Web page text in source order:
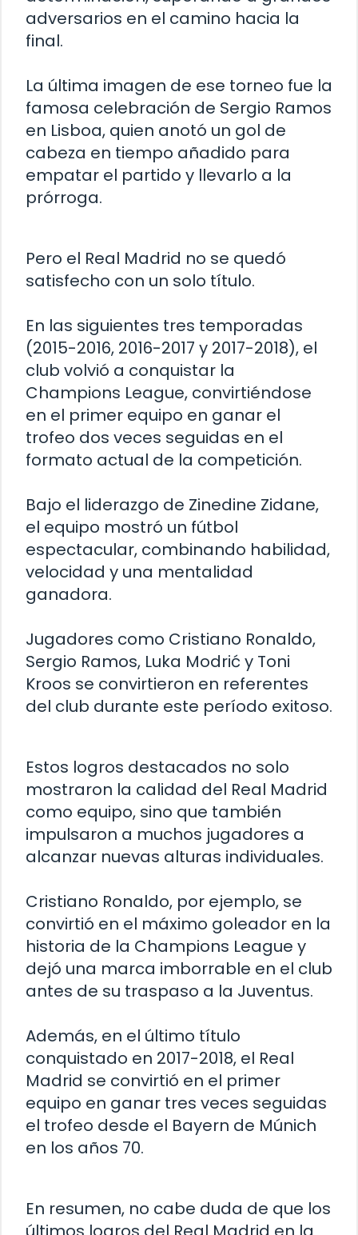
adversarios en el camino hacia la
final.
La última imagen de ese torneo fue la
famosa celebración de Sergio Ramos
en Lisboa, quien anotó un gol de
cabeza en tiempo añadido para
empatar el partido y llevarlo a la
prórroga.
Pero el Real Madrid no se quedó
satisfecho con un solo título.
En las siguientes tres temporadas
(2015-2016, 2016-2017 y 2017-2018), el
club volvió a conquistar la
Champions League, convirtiéndose
en el primer equipo en ganar el
trofeo dos veces seguidas en el
formato actual de la competición.
Bajo el liderazgo de Zinedine Zidane,
el equipo mostró un fútbol
espectacular, combinando habilidad,
velocidad y una mentalidad
ganadora.
Jugadores como Cristiano Ronaldo,
Sergio Ramos, Luka Modrić y Toni
Kroos se convirtieron en referentes
del club durante este período exitoso.
Estos logros destacados no solo
mostraron la calidad del Real Madrid
como equipo, sino que también
impulsaron a muchos jugadores a
alcanzar nuevas alturas individuales.
Cristiano Ronaldo, por ejemplo, se
convirtió en el máximo goleador en la
historia de la Champions League y
dejó una marca imborrable en el club
antes de su traspaso a la Juventus.
Además, en el último título
conquistado en 2017-2018, el Real
Madrid se convirtió en el primer
equipo en ganar tres veces seguidas
el trofeo desde el Bayern de Múnich
en los años 70.
En resumen, no cabe duda de que los